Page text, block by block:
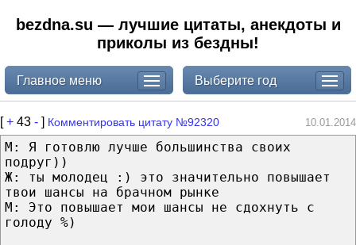
bezdna.su — лучшие цитаты, анекдоты и
приколы из бездны!
Главное меню Выберите год
[+ 43 - ] Комментировать цитату №92320 10.01.2014
М: Я готовлю лучше большинства своих
подруг))
Ж: ты молодец :) это значительно повышает
твои шансы на брачном рынке
М: Это повышает мои шансы не сдохнуть с
голоду %)